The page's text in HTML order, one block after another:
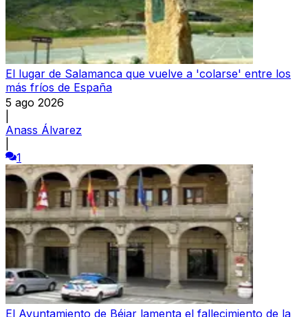
El lugar de Salamanca que vuelve a 'colarse' entre los
más fríos de España
5 ago 2026
Anass Álvarez
1
El Ayuntamiento de Béjar lamenta el fallecimiento de la